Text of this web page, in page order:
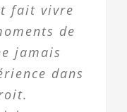
fait vivre
de
jamais
dans